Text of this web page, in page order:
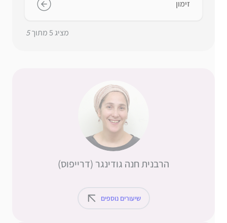
זימון
מציג5מתוך5
הרבנית חנה גודינגר (דרייפוס)
שיעורים נוספים